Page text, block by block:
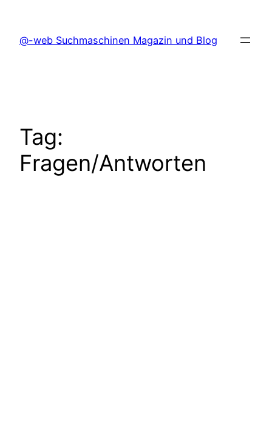
content
@-web Suchmaschinen Magazin und Blog
Tag:
Fragen/Antworten